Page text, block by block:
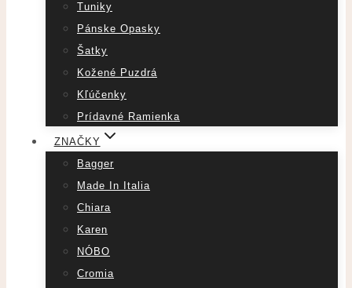
Tuniky
Pánske Opasky
Šatky
Kožené Puzdrá
Kľúčenky
Prídavné Ramienka
ZNAČKY
Bagger
Made In Italia
Chiara
Karen
NÓBO
Cromia